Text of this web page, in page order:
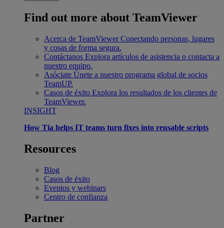
Find out more about TeamViewer
Acerca de TeamViewer Conectando personas, lugares
y cosas de forma segura.
Contáctanos Explora artículos de asistencia o contacta a
nuestro equipo.
Asóciate Únete a nuestro programa global de socios
TeamUP.
Casos de éxito Explora los resultados de los clientes de
TeamViewer.
INSIGHT
How Tia helps IT teams turn fixes into reusable scripts
Resources
Blog
Casos de éxito
Eventos y webinars
Centro de confianza
Partner